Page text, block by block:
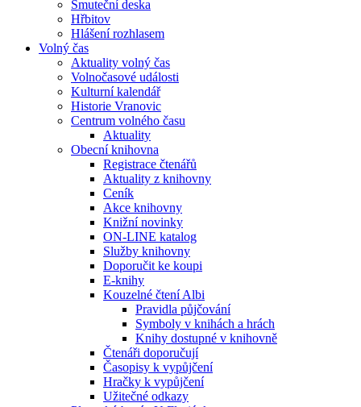
Smuteční deska
Hřbitov
Hlášení rozhlasem
Volný čas
Aktuality volný čas
Volnočasové události
Kulturní kalendář
Historie Vranovic
Centrum volného času
Aktuality
Obecní knihovna
Registrace čtenářů
Aktuality z knihovny
Ceník
Akce knihovny
Knižní novinky
ON-LINE katalog
Služby knihovny
Doporučit ke koupi
E-knihy
Kouzelné čtení Albi
Pravidla půjčování
Symboly v knihách a hrách
Knihy dostupné v knihovně
Čtenáři doporučují
Časopisy k vypůjčení
Hračky k vypůjčení
Užitečné odkazy